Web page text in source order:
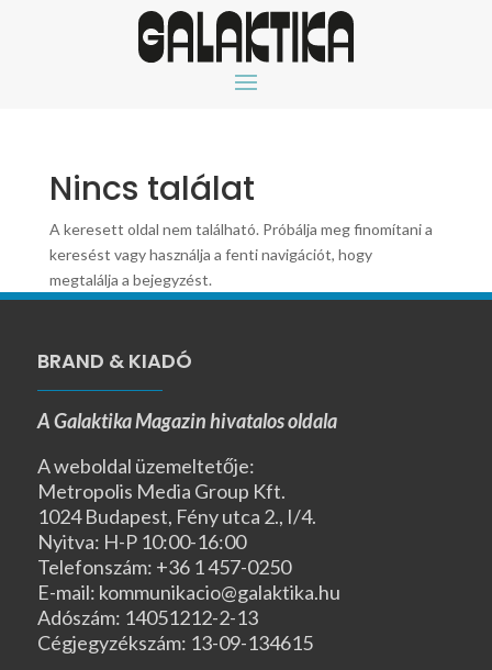
Nincs találat
A keresett oldal nem található. Próbálja meg finomítani a
keresést vagy használja a fenti navigációt, hogy
megtalálja a bejegyzést.
BRAND & KIADÓ
A Galaktika Magazin hivatalos oldala
A weboldal üzemeltetője:
Metropolis Media Group Kft.
1024 Budapest, Fény utca 2., I/4.
Nyitva: H-P 10:00-16:00
Telefonszám: +36 1 457-0250
E-mail: kommunikacio@galaktika.hu
Adószám: 14051212-2-13
Cégjegyzékszám: 13-09-134615